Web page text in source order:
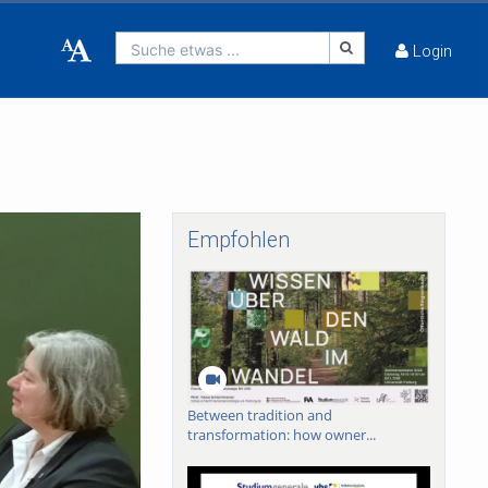
Suche etwas ... Login
Empfohlen
Between tradition and
transformation: how owner...